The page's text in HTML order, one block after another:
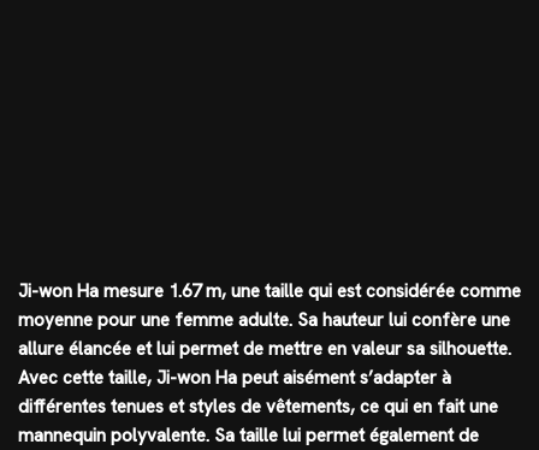
Ji-won Ha mesure 1.67 m, une taille qui est considérée comme
moyenne pour une femme adulte. Sa hauteur lui confère une
allure élancée et lui permet de mettre en valeur sa silhouette.
Avec cette taille, Ji-won Ha peut aisément s’adapter à
différentes tenues et styles de vêtements, ce qui en fait une
mannequin polyvalente. Sa taille lui permet également de